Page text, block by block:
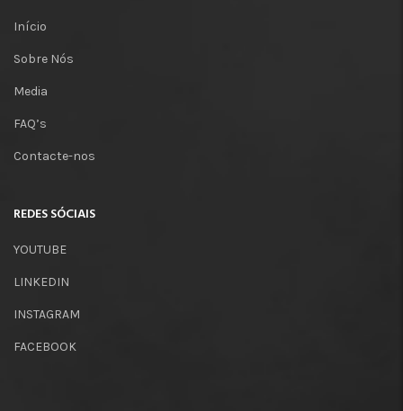
Início
Sobre Nós
Media
FAQ’s
Contacte-nos
REDES SÓCIAIS
YOUTUBE
LINKEDIN
INSTAGRAM
FACEBOOK